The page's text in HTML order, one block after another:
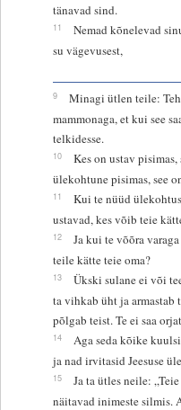
tänavad sind.
11
Nemad kõnelevad
su vägevusest,
9
Minagi ütlen teile:
mammonaga, et kui see
telkidesse.
10
Kes on ustav
ülekohtune pisimas, see
11
Kui te nüüd
ustavad, kes võib teie
12
Ja kui te võõra
teile kätte teie oma?
13
Ükski sulane ei või
ta vihkab üht ja
põlgab teist. Te ei saa
14
Aga seda kõike
ja nad irvitasid Jeesuse
15
Ja ta ütles neile:
näitavad inimeste silmis.